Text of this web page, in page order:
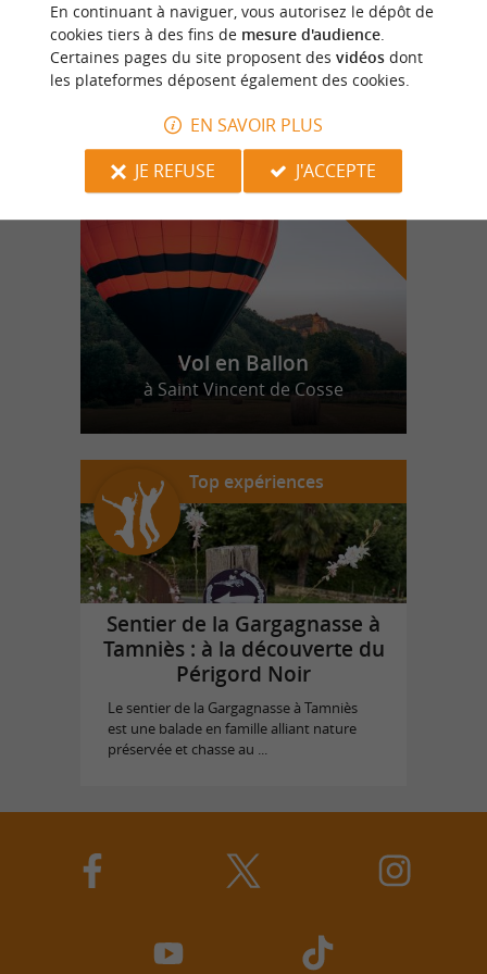
n
o
t
r
e
c
o
u
p
d
e
c
o
e
u
r
Vol en Ballon
à Saint Vincent de Cosse
Top expériences
Sentier de la Gargagnasse à
Tamniès : à la découverte du
Périgord Noir
Le sentier de la Gargagnasse à Tamniès
est une balade en famille alliant nature
préservée et chasse au ...
En continuant à naviguer, vous autorisez le dépôt de
cookies tiers à des fins de mesure d'audience.
Certaines pages du site proposent des vidéosdont
les plateformes déposent également des cookies.
EN SAVOIR PLUS
JE REFUSE
J'ACCEPTE